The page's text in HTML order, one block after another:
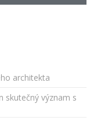
architekta
skutečný význam s